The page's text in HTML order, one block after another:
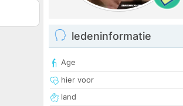
ledeninformatie
Age
hier voor
land